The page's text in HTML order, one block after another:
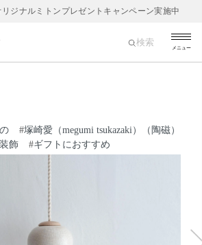
リジナルミトンプレゼントキャンペーン実施中
メニュー
検索
飾 #ギフトにおすすめ
#塚崎愛（megumi tsukazaki）（陶磁）